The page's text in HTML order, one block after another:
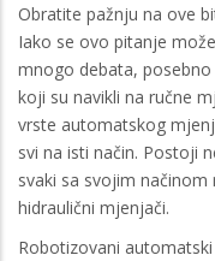
Obratite pažnju na ove
Iako se ovo pitanje
mnogo debata,
koji su navikli na ručne
vrste automatskog
svi na isti način. Postoji
svaki sa svojim
hidraulični mjenjači.
Robotizovani